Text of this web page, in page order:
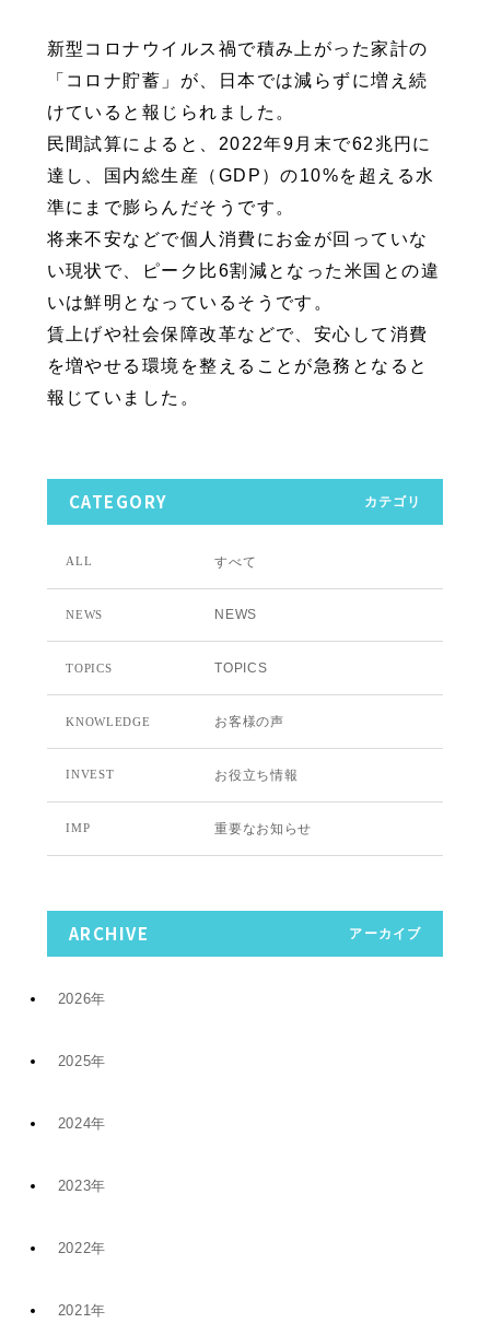
新型コロナウイルス禍で積み上がった家計の
「コロナ貯蓄」が、日本では減らずに増え続
けていると報じられました。
民間試算によると、2022年9月末で62兆円に
達し、国内総生産（GDP）の10%を超える水
準にまで膨らんだそうです。
将来不安などで個人消費にお金が回っていな
い現状で、ピーク比6割減となった米国との違
いは鮮明となっているそうです。
賃上げや社会保障改革などで、安心して消費
を増やせる環境を整えることが急務となると
報じていました。
CATEGORY カテゴリ
ALL すべて
NEWS NEWS
TOPICS TOPICS
KNOWLEDGE お客様の声
INVEST お役立ち情報
IMP 重要なお知らせ
ARCHIVE アーカイブ
2026年
7月 (9)
4月 (2)
1月 (4)
2025年
12月 (6)
11月 (5)
8月 (1)
6月 (1)
2024年
11月 (8)
5月 (4)
1月 (1)
2023年
10月 (2)
8月 (5)
2022年
12月 (9)
2021年